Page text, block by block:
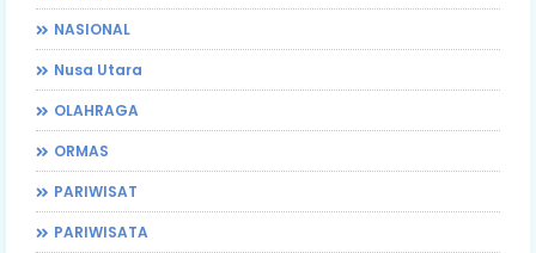
NASIONAL
Nusa Utara
OLAHRAGA
ORMAS
PARIWISAT
PARIWISATA